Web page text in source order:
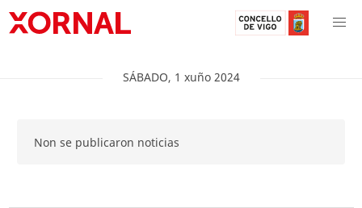
SÁBADO, 1 xuño 2024
Non se publicaron noticias